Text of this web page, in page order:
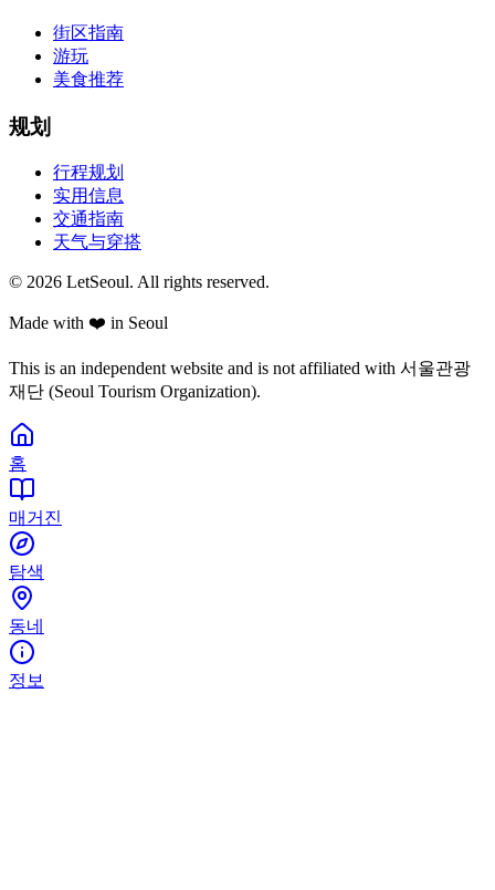
街区指南
游玩
美食推荐
规划
行程规划
实用信息
交通指南
天气与穿搭
© 2026 LetSeoul. All rights reserved.
Made with ❤️ in Seoul
This is an independent website and is not affiliated with 서울관광
재단 (Seoul Tourism Organization).
홈
매거진
탐색
동네
정보